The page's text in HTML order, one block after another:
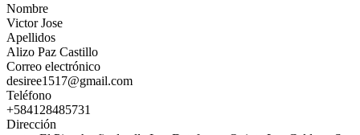
Nombre
Victor Jose
Apellidos
Alizo Paz Castillo
Correo electrónico
desiree1517@gmail.com
Teléfono
+584128485731
Dirección